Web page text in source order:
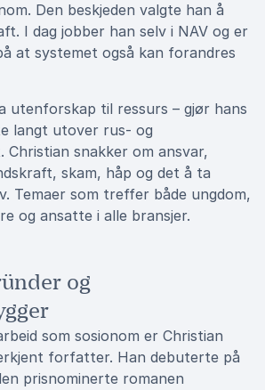
Den beskjeden valgte han å
I dag jobber han selv i NAV og er
at systemet også kan forandres
utenforskap til ressurs – gjør hans
langt utover rus- og
snakker om ansvar,
skam, håp og det å ta
Temaer som treffer både ungdom,
og ansatte i alle bransjer.
og
som sosionom er Christian
forfatter. Han debuterte på
prisnominerte romanen